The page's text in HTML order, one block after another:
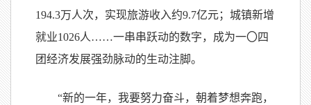
194.3万人次，实现旅游收入约9.7亿元；城镇新增
就业1026人……一串串跃动的数字，成为一〇四
团经济发展强劲脉动的生动注脚。
“新的一年，我要努力奋斗，朝着梦想奔跑，